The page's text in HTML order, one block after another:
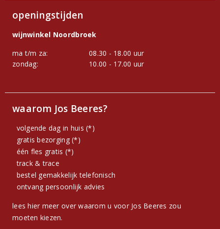
openingstijden
wijnwinkel Noordbroek
ma t/m za:
08.30 - 18.00 uur
zondag:
10.00 - 17.00 uur
waarom Jos Beeres?
volgende dag in huis (*)
gratis bezorging (*)
één fles gratis (*)
track & trace
bestel gemakkelijk telefonisch
ontvang persoonlijk advies
lees hier meer over waarom u voor Jos Beeres zou
moeten kiezen.